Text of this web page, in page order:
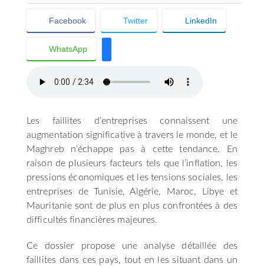
Facebook Twitter LinkedIn
WhatsApp
Les faillites d’entreprises connaissent une
augmentation significative à travers le monde, et le
Maghreb n’échappe pas à cette tendance. En
raison de plusieurs facteurs tels que l’inflation, les
pressions économiques et les tensions sociales, les
entreprises de Tunisie, Algérie, Maroc, Libye et
Mauritanie sont de plus en plus confrontées à des
difficultés financières majeures.
Ce dossier propose une analyse détaillée des
faillites dans ces pays, tout en les situant dans un